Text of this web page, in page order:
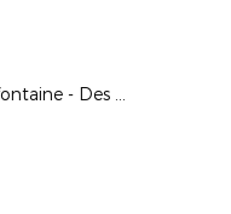
Journée à Clairefontaine - Des étoiles plein les yeux